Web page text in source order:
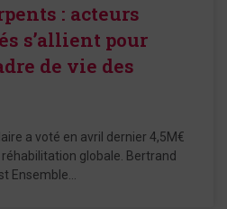
: acteurs
s’allient pour
de vie des
a voté en avril dernier 4,5M€
réhabilitation globale. Bertrand
Ensemble…